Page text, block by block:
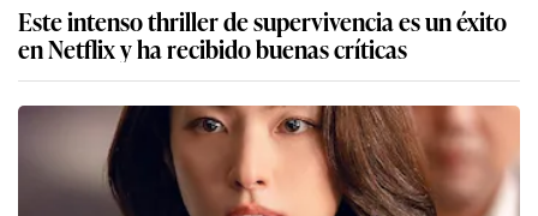
Este intenso thriller de supervivencia es un éxito
en Netflix y ha recibido buenas críticas